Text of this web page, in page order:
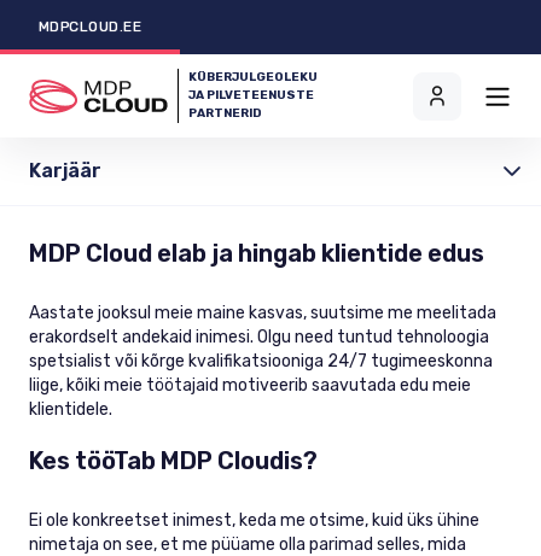
MDPCLOUD.EE
KÜBERJULGEOLEKU
JA PILVETEENUSTE
PARTNERID
Karjäär
MDP Cloud elab ja hingab klientide edus
Aastate jooksul meie maine kasvas, suutsime me meelitada
erakordselt andekaid inimesi. Olgu need tuntud tehnoloogia
spetsialist või kõrge kvalifikatsiooniga 24/7 tugimeeskonna
liige, kõiki meie töötajaid motiveerib saavutada edu meie
klientidele.
Kes tööTab MDP Cloudis?
Ei ole konkreetset inimest, keda me otsime, kuid üks ühine
nimetaja on see, et me püüame olla parimad selles, mida